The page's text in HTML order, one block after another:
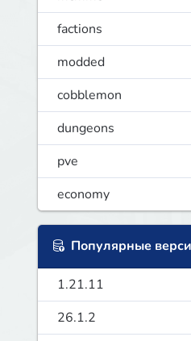
factions
modded
cobblemon
dungeons
pve
economy
Популярные
1.21.11
26.1.2